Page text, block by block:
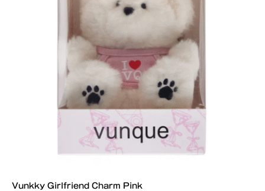
Vunkky Girlfriend Charm Pink